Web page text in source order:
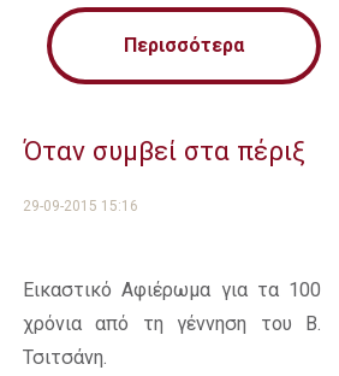
Περισσότερα
Όταν συμβεί στα πέριξ
29-09-2015 15:16
Εικαστικό Αφιέρωμα για τα 100
χρόνια από τη γέννηση του Β.
Τσιτσάνη.